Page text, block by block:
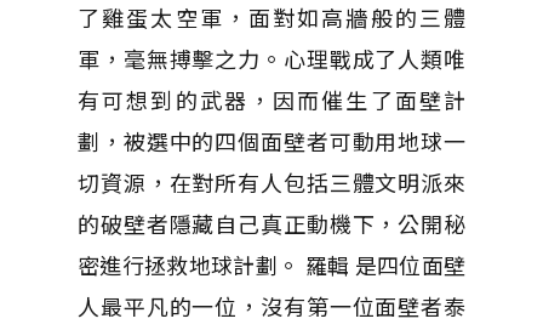
了雞蛋太空軍，面對如高牆般的三體
軍，毫無搏擊之力。心理戰成了人類唯
有可想到的武器，因而催生了面壁計
劃，被選中的四個面壁者可動用地球一
切資源，在對所有人包括三體文明派來
的破壁者隱藏自己真正動機下，公開秘
密進行拯救地球計劃。 羅輯 是四位面壁
人最平凡的一位，沒有第一位面壁者泰